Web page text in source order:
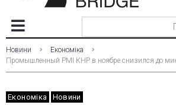
Новини
Економіка
Промышленный PMI КНР в ноябре снизился до
Економіка Новини